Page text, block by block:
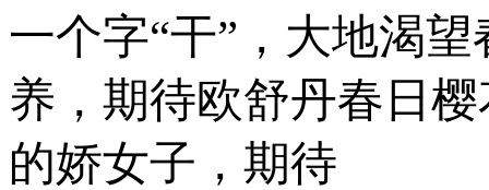
一个字“干”，大地渴
养，期待欧舒丹春日
的娇女子，期待